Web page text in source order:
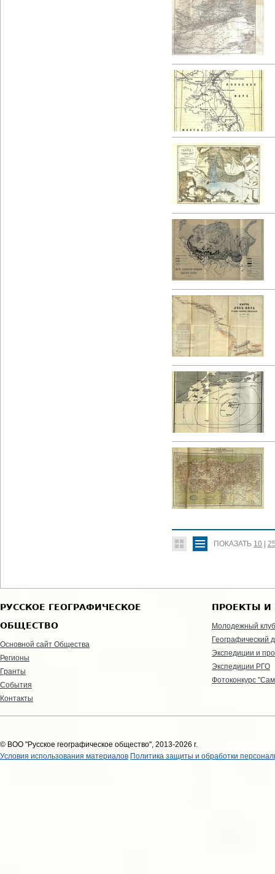
ПОКАЗАТЬ 10
РУССКОЕ ГЕОГРАФИЧЕСКОЕ
ОБЩЕСТВО
Основной сайт Общества
Регионы
Гранты
События
Контакты
ПРОЕКТЫ И
Молодежный клуб
Географический
Экспедиции и
Экспедиции РГО
Фотоконкурс
© ВОО "Русское географическое общество", 2013-2026 г.
Условия использования материалов Политика защиты и обработки